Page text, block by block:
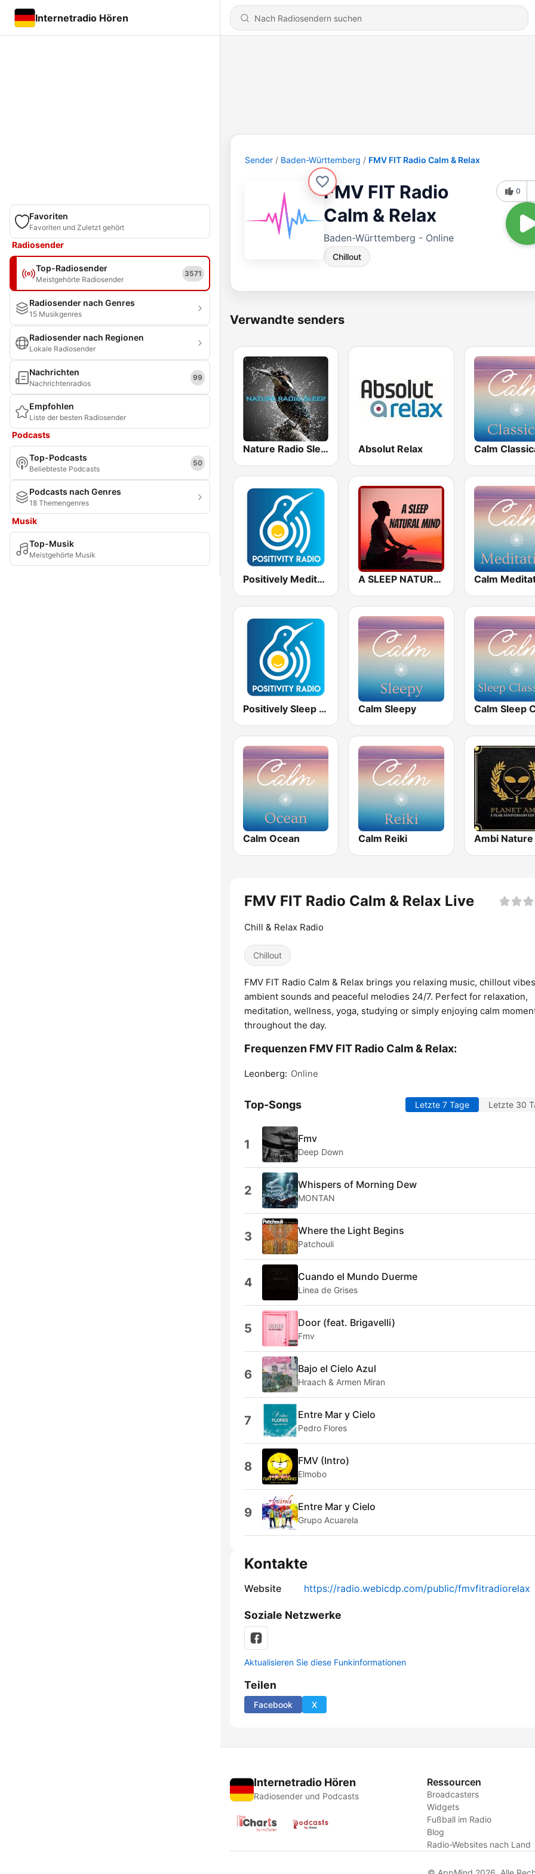
Internetradio Hören
Favoriten
Favoriten und Zuletzt gehört
Radiosender
Top-Radiosender
Meistgehörte Radiosender
3571
Radiosender nach Genres
15 Musikgenres
Radiosender nach Regionen
Lokale Radiosender
Nachrichten
Nachrichtenradios
99
Empfohlen
Liste der besten Radiosender
Podcasts
Top-Podcasts
Beliebteste Podcasts
50
Podcasts nach Genres
18 Themengenres
Musik
Top-Musik
Meistgehörte Musik
Sender Baden-Württemberg FMV FIT Radio Calm & Relax
FMV FIT Radio
Calm & Relax
Baden-Württemberg - Online
Chillout
0
Verwandte senders
Nature Radio Sleep Absolut Relax Calm
Positively Meditation A SLEEP NATURAL MIND Calm
Positively Sleep Relax Calm Sleepy
Calm Ocean Calm Reiki
FMV FIT Radio Calm & Relax Live
Chill & Relax Radio
Chillout
FMV FIT Radio Calm & Relax brings you relaxing music, chillout
ambient sounds and peaceful melodies 24/7. Perfect for relaxation,
meditation, wellness, yoga, studying or simply enjoying calm
throughout the day.
Frequenzen FMV FIT Radio Calm & Relax:
Leonberg: Online
Top-Songs Letzte 7 Tage Letzte 30
1 Fmv
Deep Down
2 Whispers of Morning Dew
MONTAN
3 Where the Light Begins
Patchouli
4 Cuando el Mundo Duerme
Linea de Grises
5 Door (feat. Brigavelli)
Fmv
6 Bajo el Cielo Azul
Hraach & Armen Miran
7 Entre Mar y Cielo
Pedro Flores
8 FMV (Intro)
Elmobo
9 Entre Mar y Cielo
Grupo Acuarela
Kontakte
Website https://radio.webicdp.com/public/fmvfitradiorelax
Soziale Netzwerke
Aktualisieren Sie diese Funkinformationen
Teilen
Facebook X
Internetradio Hören
Radiosender und Podcasts
Ressourcen
Broadcasters
Widgets
Fußball im Radio
Blog
Radio-Websites nach Land